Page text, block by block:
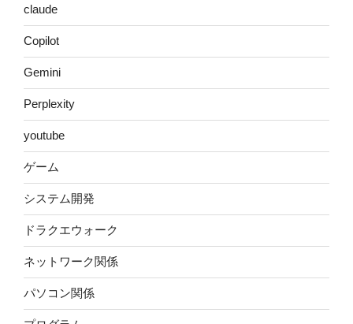
claude
Copilot
Gemini
Perplexity
youtube
ゲーム
システム開発
ドラクエウォーク
ネットワーク関係
パソコン関係